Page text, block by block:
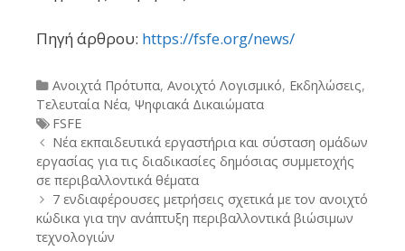
Πηγή άρθρου: https://fsfe.org/news/
Categories
Ανοιχτά Πρότυπα, Ανοιχτό Λογισμικό, Εκδηλώσεις,
Τελευταία Νέα, Ψηφιακά Δικαιώματα
Tags
FSFE
Post
navigation
Νέα εκπαιδευτικά εργαστήρια και σύσταση ομάδων
εργασίας για τις διαδικασίες δημόσιας συμμετοχής
σε περιβαλλοντικά θέματα
7 ενδιαφέρουσες μετρήσεις σχετικά με τον ανοιχτό
κώδικα για την ανάπτυξη περιβαλλοντικά βιώσιμων
τεχνολογιών